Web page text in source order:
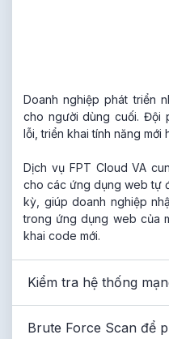
Doanh nghiệp phát triển
cho người dùng cuối. Đội
lỗi, triển khai tính năng mới
Dịch vụ FPT Cloud VA
cho các ứng dụng web tự
kỳ, giúp doanh nghiệp
trong ứng dụng web của
khai code mới.
Kiểm tra hệ thống
Brute Force Scan để